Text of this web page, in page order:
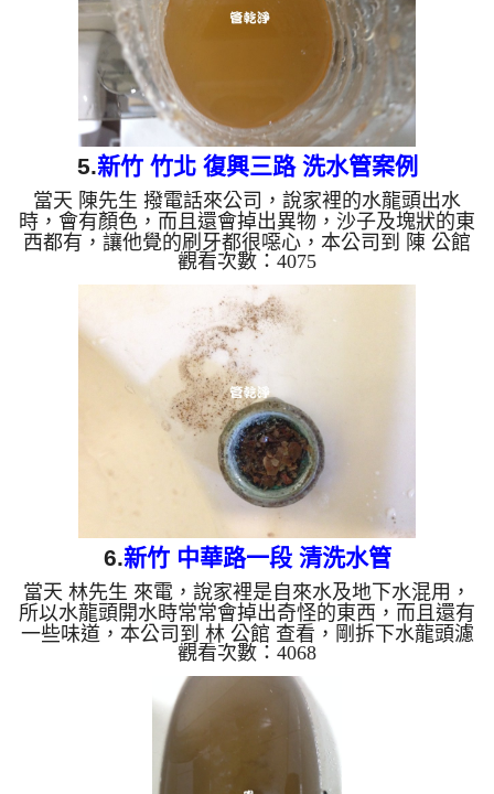
5.新竹 竹北 復興三路 洗水管案例
當天 陳先生 撥電話來公司，說家裡的水龍頭出水
時，會有顏色，而且還會掉出異物，沙子及塊狀的東
西都有，讓他覺的刷牙都很噁心，本公司到 陳 公館
查看，發現管路中都是泥沙，本公司迅速架起 水管
清洗機 ，開始 清洗水管 ，黃水一直從水龍頭流出，
如下圖及影片，陳先生 也拿起手起來拍照，髒水流
掉後還留有很多沉積物， 水管清洗 約兩小時後，出
水量變大，水也沒看到異物了， 陳先生可正常使用
水了。 清洗水管, 水管清洗, 洗水管, 熱水管堵塞, 熱
水忽冷忽熱, 洗管路, 清管路 ...
觀看次數：4075
6.新竹 中華路一段 清洗水管
當天 林先生 來電，說家裡是自來水及地下水混用，
所以水龍頭開水時常常會掉出奇怪的東西，而且還有
一些味道，本公司到 林 公館 查看，剛拆下水龍頭濾
嘴，就發現一堆沉積物，如下圖，本公司迅速架起
水管清洗機 ，開始 清洗水管 ，綠水一直從水龍頭流
出，如下圖及影片，林先生 都不知道怎麼說，，洗
水管 過程堵住了好幾次，本公司改以特殊工法處
理， 水管清洗 約三小時後，出水量變大，水也不在
有異物， 林先生可正常用水了。 清洗水管, 水管清
洗, 洗水管, 熱水管堵塞, 熱水忽冷忽熱, 洗管...
觀看次數：4068